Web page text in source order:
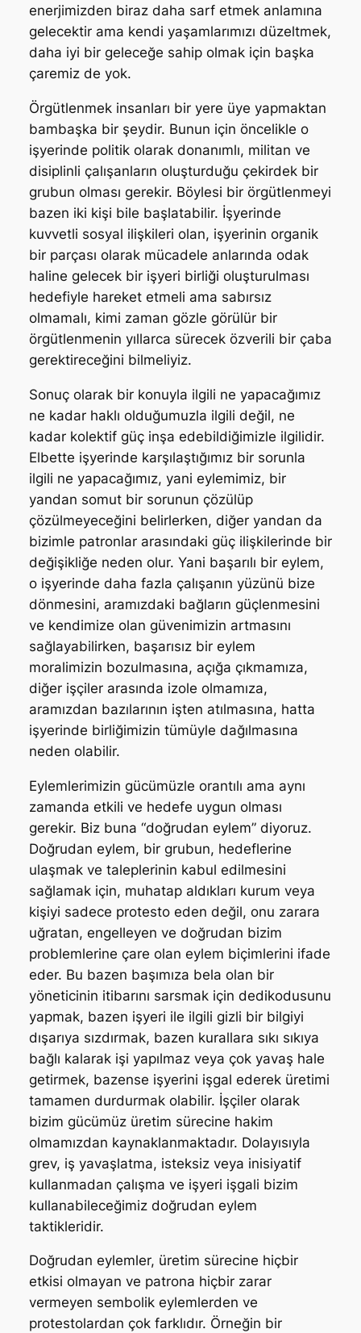
enerjimizden biraz daha sarf etmek anlamına
gelecektir ama kendi yaşamlarımızı düzeltmek,
daha iyi bir geleceğe sahip olmak için başka
çaremiz de yok.
Örgütlenmek insanları bir yere üye yapmaktan
bambaşka bir şeydir. Bunun için öncelikle o
işyerinde politik olarak donanımlı, militan ve
disiplinli çalışanların oluşturduğu çekirdek bir
grubun olması gerekir. Böylesi bir örgütlenmeyi
bazen iki kişi bile başlatabilir. İşyerinde
kuvvetli sosyal ilişkileri olan, işyerinin organik
bir parçası olarak mücadele anlarında odak
haline gelecek bir işyeri birliği oluşturulması
hedefiyle hareket etmeli ama sabırsız
olmamalı, kimi zaman gözle görülür bir
örgütlenmenin yıllarca sürecek özverili bir çaba
gerektireceğini bilmeliyiz.
Sonuç olarak bir konuyla ilgili ne yapacağımız
ne kadar haklı olduğumuzla ilgili değil, ne
kadar kolektif güç inşa edebildiğimizle ilgilidir.
Elbette işyerinde karşılaştığımız bir sorunla
ilgili ne yapacağımız, yani eylemimiz, bir
yandan somut bir sorunun çözülüp
çözülmeyeceğini belirlerken, diğer yandan da
bizimle patronlar arasındaki güç ilişkilerinde bir
değişikliğe neden olur. Yani başarılı bir eylem,
o işyerinde daha fazla çalışanın yüzünü bize
dönmesini, aramızdaki bağların güçlenmesini
ve kendimize olan güvenimizin artmasını
sağlayabilirken, başarısız bir eylem
moralimizin bozulmasına, açığa çıkmamıza,
diğer işçiler arasında izole olmamıza,
aramızdan bazılarının işten atılmasına, hatta
işyerinde birliğimizin tümüyle dağılmasına
neden olabilir.
Eylemlerimizin gücümüzle orantılı ama aynı
zamanda etkili ve hedefe uygun olması
gerekir. Biz buna “doğrudan eylem” diyoruz.
Doğrudan eylem, bir grubun, hedeflerine
ulaşmak ve taleplerinin kabul edilmesini
sağlamak için, muhatap aldıkları kurum veya
kişiyi sadece protesto eden değil, onu zarara
uğratan, engelleyen ve doğrudan bizim
problemlerine çare olan eylem biçimlerini ifade
eder. Bu bazen başımıza bela olan bir
yöneticinin itibarını sarsmak için dedikodusunu
yapmak, bazen işyeri ile ilgili gizli bir bilgiyi
dışarıya sızdırmak, bazen kurallara sıkı sıkıya
bağlı kalarak işi yapılmaz veya çok yavaş hale
getirmek, bazense işyerini işgal ederek üretimi
tamamen durdurmak olabilir. İşçiler olarak
bizim gücümüz üretim sürecine hakim
olmamızdan kaynaklanmaktadır. Dolayısıyla
grev, iş yavaşlatma, isteksiz veya inisiyatif
kullanmadan çalışma ve işyeri işgali bizim
kullanabileceğimiz doğrudan eylem
taktikleridir.
Doğrudan eylemler, üretim sürecine hiçbir
etkisi olmayan ve patrona hiçbir zarar
vermeyen sembolik eylemlerden ve
protestolardan çok farklıdır. Örneğin bir